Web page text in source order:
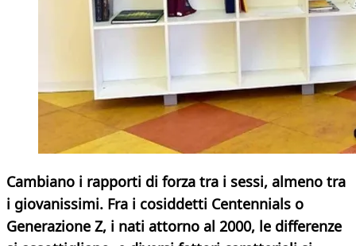
Cambiano i rapporti di forza tra i sessi, almeno tra
i giovanissimi. Fra i cosiddetti Centennials o
Generazione Z, i nati attorno al 2000, le differenze